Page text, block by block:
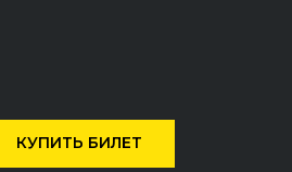
КУПИТЬ БИЛЕТ